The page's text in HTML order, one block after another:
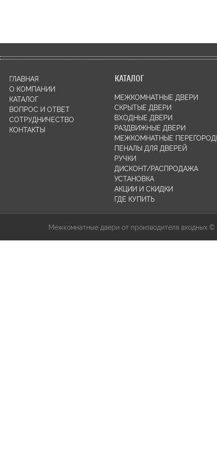
ГЛАВНАЯ
О КОМПАНИИ
КАТАЛОГ
ВОПРОС И ОТВЕТ
СОТРУДНИЧЕСТВО
КОНТАКТЫ
КАТАЛОГ
МЕЖКОМНАТНЫЕ ДВЕРИ
СКРЫТЫЕ ДВЕРИ
ВХОДНЫЕ ДВЕРИ
РАЗДВИЖНЫЕ ДВЕРИ
МЕЖКОМНАТНЫЕ
ПЕНАЛЫ ДЛЯ ДВЕРЕЙ
РУЧКИ
ДИСКОНТ/РАСПРОДАЖА
УСТАНОВКА
АКЦИИ И СКИДКИ
ГДЕ КУПИТЬ
Межкомнатные двери от производителя входных